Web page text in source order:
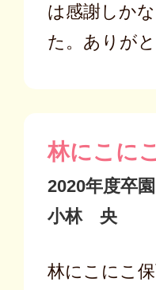
は感謝しか
た。ありが
林にこに
2020年度卒園
小林 央
林にこにこ